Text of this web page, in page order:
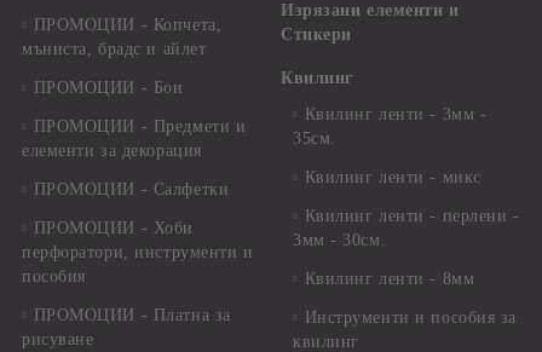
ПРОМОЦИИ - Копчета,
мъниста, брадс и айлет
ПРОМОЦИИ - Бои
ПРОМОЦИИ - Предмети и
елементи за декорация
ПРОМОЦИИ - Салфетки
ПРОМОЦИИ - Хоби
перфоратори, инструменти и
пособия
ПРОМОЦИИ - Платна за
рисуване
Изрязани елементи и
Стикери
Квилинг
Квилинг ленти - 3мм -
35см.
Квилинг ленти - микс
Квилинг ленти - перлени -
3мм - 30см.
Квилинг ленти - 8мм
Инструменти и пособия за
квилинг